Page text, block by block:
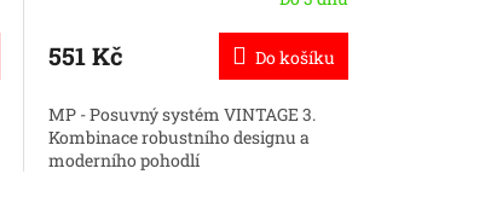
551 Kč Do košíku
MP - Posuvný systém VINTAGE 3.
Kombinace robustního designu a
moderního pohodlí